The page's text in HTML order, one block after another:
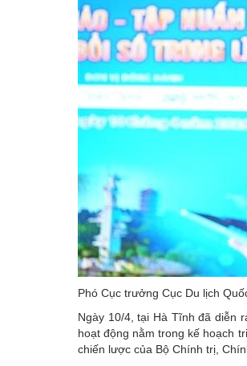
Phó Cục trưởng Cục Du lịch
Ngày 10/4, tại Hà Tĩnh đã diễn
hoạt động nằm trong kế hoạch
chiến lược của Bộ Chính trị,